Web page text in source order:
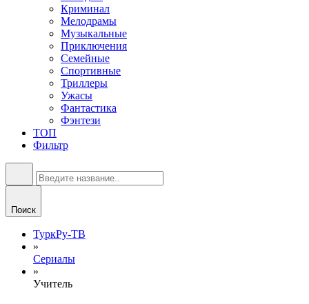
Криминал
Мелодрамы
Музыкальные
Приключения
Семейные
Спортивные
Триллеры
Ужасы
Фантастика
Фэнтези
ТОП
Фильтр
Поиск
ТуркРу-ТВ
»
Сериалы
»
Учитель